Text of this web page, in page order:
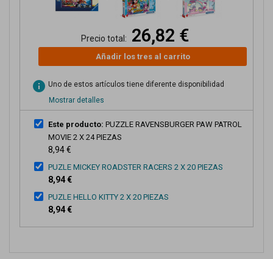
Precio total: 26,82 €
Añadir los tres al carrito
info Uno de estos artículos tiene diferente disponibilidad
Mostrar detalles
Este producto: PUZZLE RAVENSBURGER PAW PATROL
MOVIE 2 X 24 PIEZAS
8,94 €
PUZLE MICKEY ROADSTER RACERS 2 X 20 PIEZAS
8,94 €
PUZLE HELLO KITTY 2 X 20 PIEZAS
8,94 €